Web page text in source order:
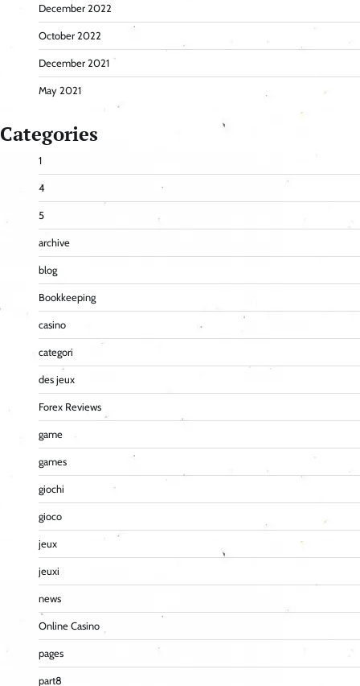
December 2022
October 2022
December 2021
May 2021
Categories
1
4
5
archive
blog
Bookkeeping
casino
categori
des jeux
Forex Reviews
game
games
giochi
gioco
jeux
jeuxi
news
Online Casino
pages
part8